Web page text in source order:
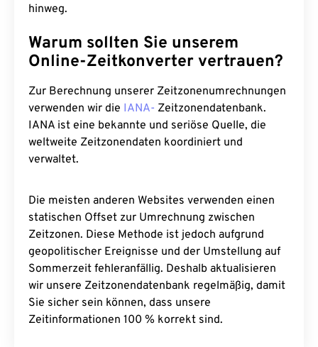
hinweg.
Warum sollten Sie unserem
Online-Zeitkonverter vertrauen?
Zur Berechnung unserer Zeitzonenumrechnungen
verwenden wir die IANA- Zeitzonendatenbank.
IANA ist eine bekannte und seriöse Quelle, die
weltweite Zeitzonendaten koordiniert und
verwaltet.
Die meisten anderen Websites verwenden einen
statischen Offset zur Umrechnung zwischen
Zeitzonen. Diese Methode ist jedoch aufgrund
geopolitischer Ereignisse und der Umstellung auf
Sommerzeit fehleranfällig. Deshalb aktualisieren
wir unsere Zeitzonendatenbank regelmäßig, damit
Sie sicher sein können, dass unsere
Zeitinformationen 100 % korrekt sind.